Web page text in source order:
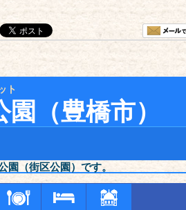
ト
（豊橋市）
園（街区公園）です。